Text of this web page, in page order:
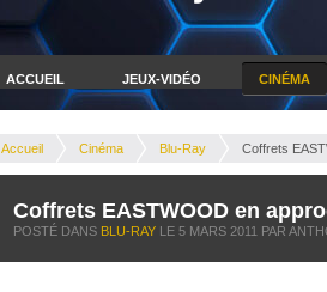
ACCUEIL JEUX-VIDÉO CINÉMA
Accueil Cinéma Blu-Ray Coffrets
Coffrets EASTWOOD en
POSTÉ DANS BLU-RAY LE 5 MARS 2011 PAR